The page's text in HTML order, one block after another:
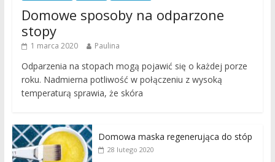
Domowe sposoby na odparzone
stopy
1 marca 2020 Paulina
Odparzenia na stopach mogą pojawić się o każdej porze
roku. Nadmierna potliwość w połączeniu z wysoką
temperaturą sprawia, że skóra
Domowa maska regenerująca do stóp
28 lutego 2020